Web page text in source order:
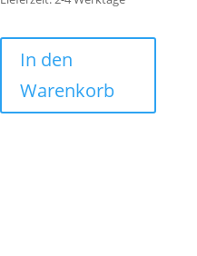
In den
Warenkorb